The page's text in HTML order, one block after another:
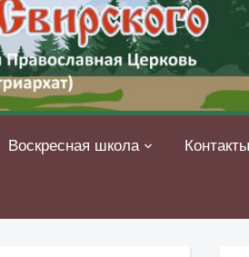
Воскресная школа Контакты